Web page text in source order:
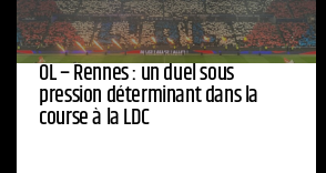
OL – Rennes : un duel sous
pression déterminant dans la
course à la LDC